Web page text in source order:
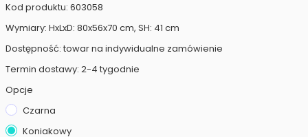
Kod produktu: 603058
Wymiary: HxLxD: 80x56x70 cm, SH: 41 cm
Dostępność: towar na indywidualne zamówienie
Termin dostawy: 2-4 tygodnie
Opcje
Czarna
Koniakowy